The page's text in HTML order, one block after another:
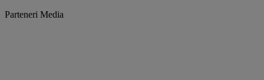
Parteneri Media